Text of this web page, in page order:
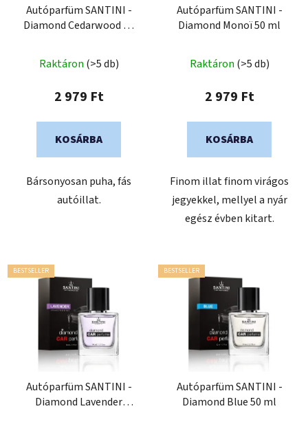
Autóparfüm SANTINI -
Diamond Cedarwood 50
Raktáron (>5 db)
2 979 Ft
KOSÁRBA
Bársonyosan puha, fás
autóillat.
Autóparfüm SANTINI -
Diamond Monoï 50 ml
Raktáron (>5 db)
2 979 Ft
KOSÁRBA
Finom illat finom virágos
jegyekkel, mellyel a nyár
egész évben kitart.
BESTSELLER
Autóparfüm SANTINI -
Diamond Lavender
BESTSELLER
Autóparfüm SANTINI -
Diamond Blue 50 ml